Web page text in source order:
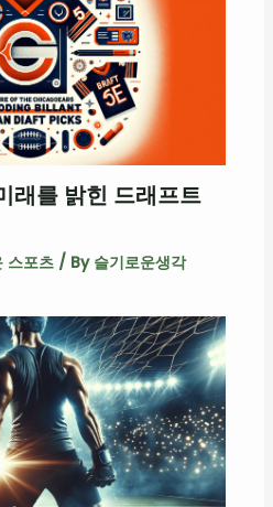
래를 밝힌 드래프트
스포츠/ By 슬기로운생각